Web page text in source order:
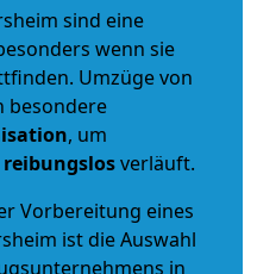
sind eine
wenn sie
Umzüge von
besondere
, um
reibungslosverläuft.
Vorbereitung eines
ist die Auswahl
in